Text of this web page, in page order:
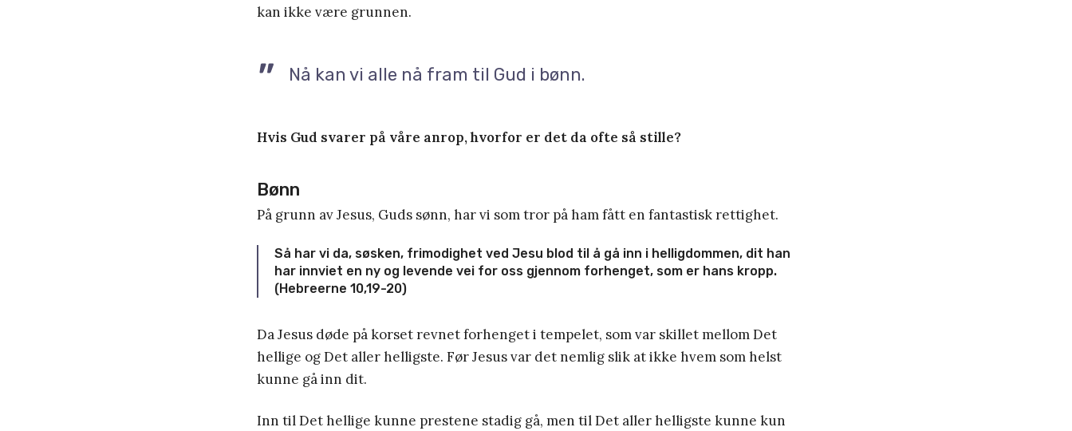
kan ikke være grunnen.
Nå kan vi alle nå fram til Gud i bønn.
Hvis Gud svarer på våre anrop, hvorfor er det da ofte så stille?
Bønn
På grunn av Jesus, Guds sønn, har vi som tror på ham fått en fantastisk rettighet.
Så har vi da, søsken, frimodighet ved Jesu blod til å gå inn i helligdommen, dit han
har innviet en ny og levende vei for oss gjennom forhenget, som er hans kropp.
(Hebreerne 10,19-20)
Da Jesus døde på korset revnet forhenget i tempelet, som var skillet mellom Det
hellige og Det aller helligste. Før Jesus var det nemlig slik at ikke hvem som helst
kunne gå inn dit.
Inn til Det hellige kunne prestene stadig gå, men til Det aller helligste kunne kun